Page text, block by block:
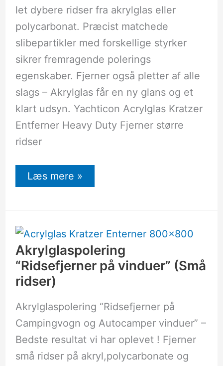
let dybere ridser fra akrylglas eller
polycarbonat. Præcist matchede
slibepartikler med forskellige styrker
sikrer fremragende polerings
egenskaber. Fjerner også pletter af alle
slags – Akrylglas får en ny glans og et
klart udsyn. Yachticon Acrylglas Kratzer
Entferner Heavy Duty Fjerner større
ridser
Læs mere »
Akrylglaspolering
“Ridsefjerner på vinduer” (Små
ridser)
Akrylglaspolering “Ridsefjerner på
Campingvogn og Autocamper vinduer” –
Bedste resultat vi har oplevet ! Fjerner
små ridser på akryl,polycarbonate og
på
vinduer”
(Små
ridser)